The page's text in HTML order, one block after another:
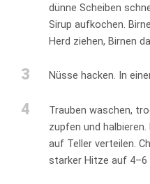
dünne Scheiben
Sirup aufkochen.
Herd ziehen, Birnen
3 Nüsse hacken. In
4
Trauben waschen,
zupfen und
auf Teller verteilen.
starker Hitze auf 4–6